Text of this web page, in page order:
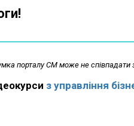
порталу СМ може не співпадати
з управління